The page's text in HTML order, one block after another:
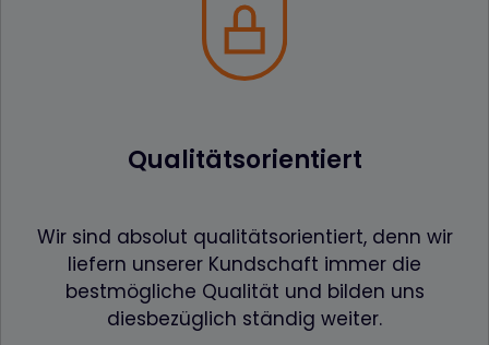
Qualitätsorientiert
Wir sind absolut qualitätsorientiert, denn wir
liefern unserer Kundschaft immer die
bestmögliche Qualität und bilden uns
diesbezüglich ständig weiter.